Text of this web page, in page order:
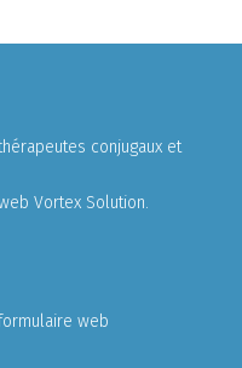
conjugaux et
Vortex Solution.
web